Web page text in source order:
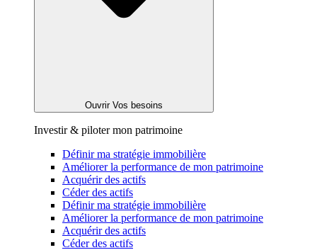
Ouvrir Vos besoins
Investir & piloter mon patrimoine
Définir ma stratégie immobilière
Améliorer la performance de mon patrimoine
Acquérir des actifs
Céder des actifs
Définir ma stratégie immobilière
Améliorer la performance de mon patrimoine
Acquérir des actifs
Céder des actifs